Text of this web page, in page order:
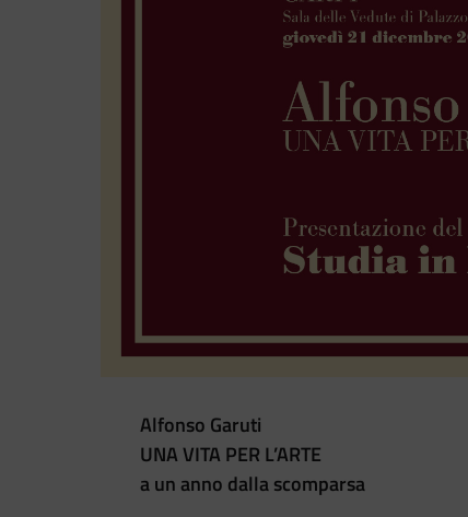
Alfonso Garuti
UNA VITA PER L’ARTE
a un anno dalla scomparsa